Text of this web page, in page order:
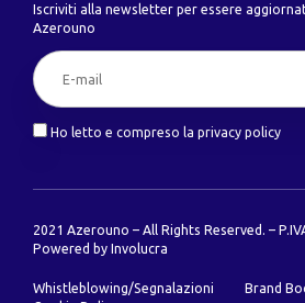
Iscriviti alla newsletter per essere
Azerouno
Ho letto e compreso la privacy policy
2021 Azerouno – All Rights Reserved. –
Powered by Involucra
Whistleblowing/Segnalazioni Brand